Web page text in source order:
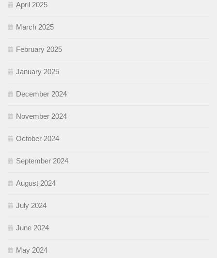
April 2025
March 2025
February 2025
January 2025
December 2024
November 2024
October 2024
September 2024
August 2024
July 2024
June 2024
May 2024